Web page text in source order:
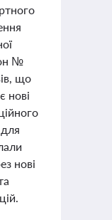
№
що
нові
нові